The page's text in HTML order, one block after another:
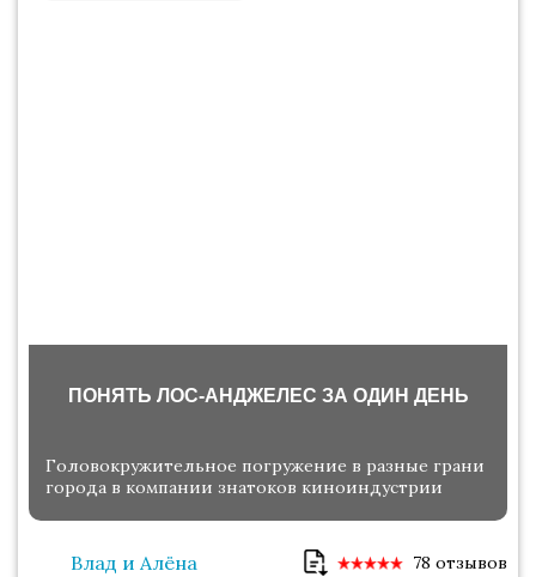
ПОНЯТЬ ЛОС-АНДЖЕЛЕС ЗА ОДИН ДЕНЬ
Головокружительное погружение в разные грани
города в компании знатоков киноиндустрии
Влад и Алёна 78 отзывов